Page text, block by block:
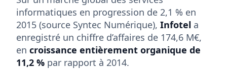
informatiques en progression de 2,1 % en
2015 (source Syntec Numérique), Infotel a
enregistré un chiffre d’affaires de 174,6 M€,
en croissance entièrement organique de
11,2 % par rapport à 2014.